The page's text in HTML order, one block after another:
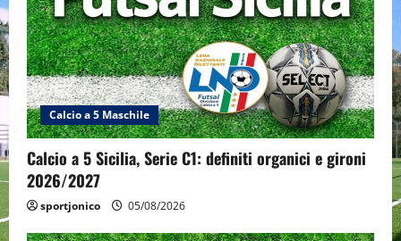
Calcio a 5 Maschile
Calcio a 5 Sicilia, Serie C1: definiti organici e gironi
2026/2027
sportjonico 05/08/2026